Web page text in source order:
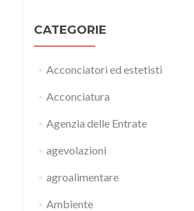
CATEGORIE
Acconciatori ed estetisti
Acconciatura
Agenzia delle Entrate
agevolazioni
agroalimentare
Ambiente